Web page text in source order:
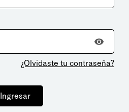
¿Olvidaste tu contraseña?
Ingresar